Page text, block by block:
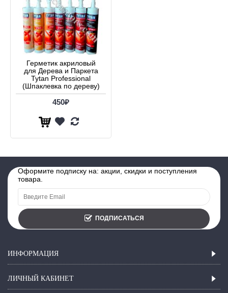
Герметик акриловый
для Дерева и Паркета
Tytan Professional
(Шпаклевка по дереву)
450₽
Оформите подписку на: акции, скидки и поступления
товара.
ПОДПИСАТЬСЯ
ИНФОРМАЦИЯ
ЛИЧНЫЙ КАБИНЕТ